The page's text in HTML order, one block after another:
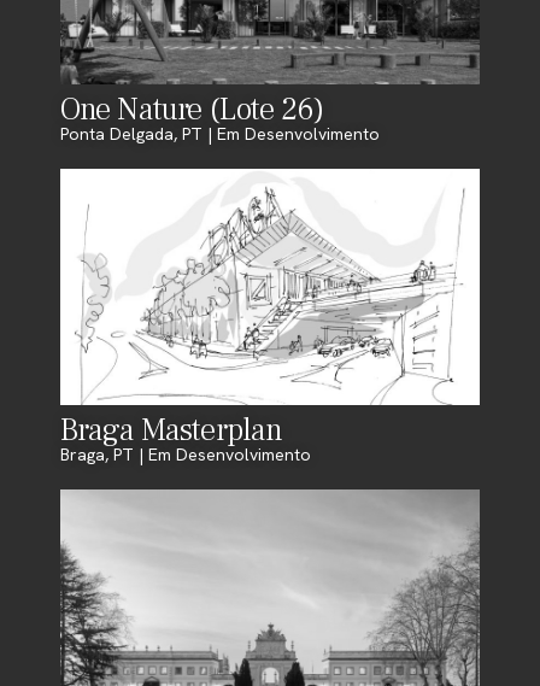
One Nature (Lote 26)
Ponta Delgada, PT | Em Desenvolvimento
Braga Masterplan
Braga, PT | Em Desenvolvimento